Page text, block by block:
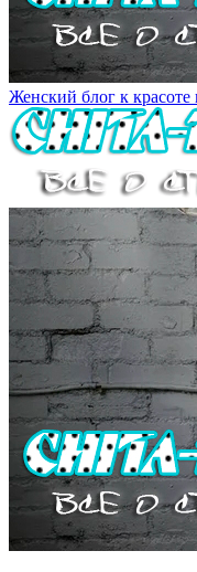
Женский блог к красоте